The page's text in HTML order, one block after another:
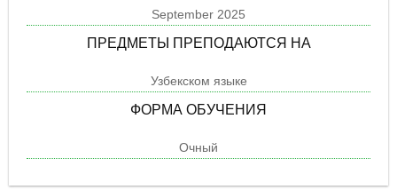
September 2025
ПРЕДМЕТЫ ПРЕПОДАЮТСЯ НА
Узбекском языке
ФОРМА ОБУЧЕНИЯ
Очный